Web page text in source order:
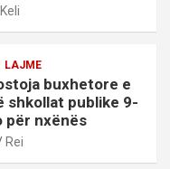
Keli
LAJME
buxhetore e
shkollat publike 9-
për nxënës
Rei